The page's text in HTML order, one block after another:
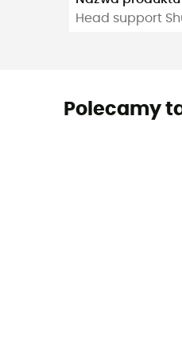
Head support
Polecamy